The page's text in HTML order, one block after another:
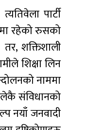
पार्टी
रहेको रुसको
तर, शक्तिशाली
शिक्षा लिन
नाममा
संविधानको
नयाँ जनवादी